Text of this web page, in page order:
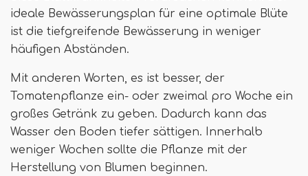
ideale Bewässerungsplan für eine optimale Blüte
ist die tiefgreifende Bewässerung in weniger
häufigen Abständen.
Mit anderen Worten, es ist besser, der
Tomatenpflanze ein- oder zweimal pro Woche ein
großes Getränk zu geben. Dadurch kann das
Wasser den Boden tiefer sättigen. Innerhalb
weniger Wochen sollte die Pflanze mit der
Herstellung von Blumen beginnen.